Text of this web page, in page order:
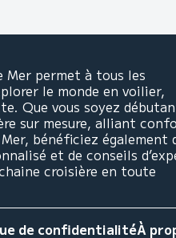
Mer permet à tous les
le monde en voilier,
Que vous soyez
sur mesure, alliant
bénéficiez également
et de conseils
croisière en toute
de confidentialitéÀ